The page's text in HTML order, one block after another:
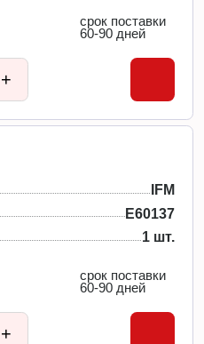
срок поставки
60-90 дней
+
IFM
E60137
1 шт.
срок поставки
60-90 дней
+